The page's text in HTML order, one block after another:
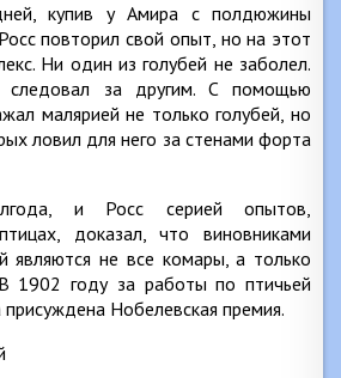
купив у Амира с полдюжины
повторил свой опыт, но на этот
Ни один из голубей не заболел.
следовал за другим. С помощью
малярией не только голубей, но
ловил для него за стенами форта
и Росс серией опытов,
доказал, что виновниками
являются не все комары, а только
1902 году за работы по птичьей
Нобелевская премия.